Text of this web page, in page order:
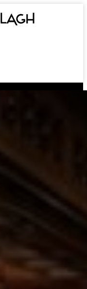
avec nos 500
la quinzaine de